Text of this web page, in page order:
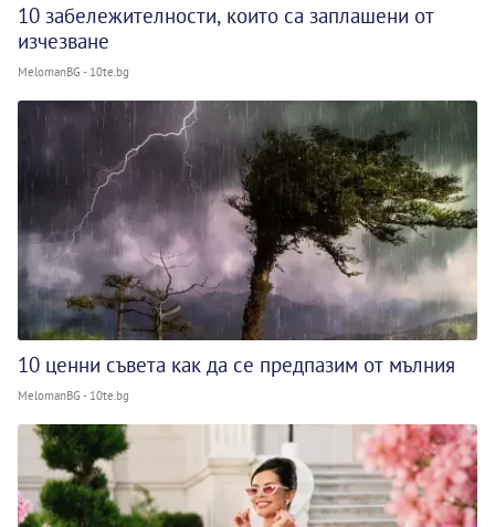
10 забележителности, които са заплашени от
изчезване
MelomanBG - 10te.bg
10 ценни съвета как да се предпазим от мълния
MelomanBG - 10te.bg